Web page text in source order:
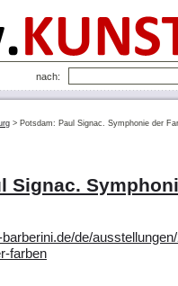
nach:
> Potsdam: Paul Signac. Symphonie der
Signac.
de/
farben